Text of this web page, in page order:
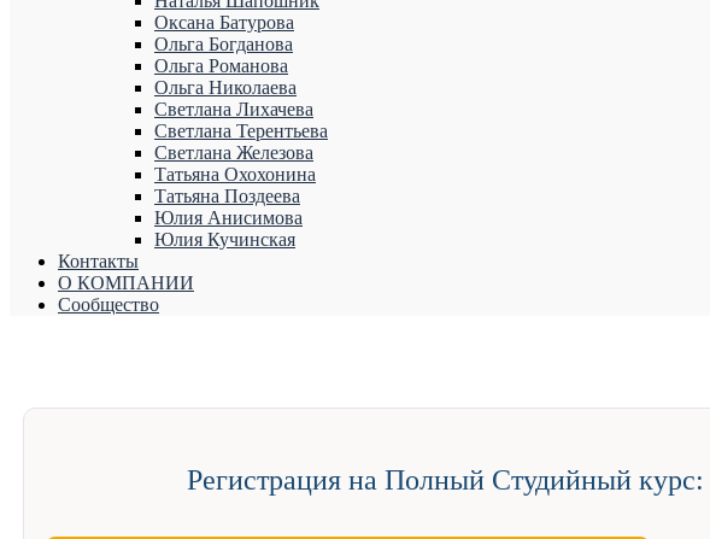
Оксана Батурова
Ольга Богданова
Ольга Романова
Ольга Николаева
Светлана Лихачева
Светлана Терентьева
Светлана Железова
Татьяна Охохонина
Татьяна Поздеева
Юлия Анисимова
Юлия Кучинская
Контакты
О КОМПАНИИ
Сообщество
Регистрация на Полный Студийный курс: